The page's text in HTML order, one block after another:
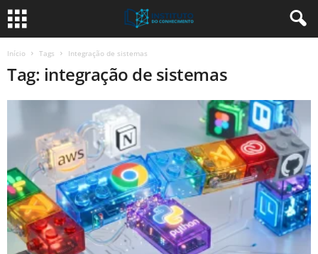
Início Tags Integração de sistemas
Tag: integração de sistemas